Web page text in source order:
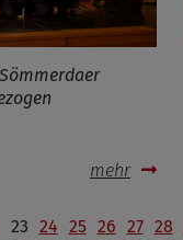
mehr
23 24 25 26 27 28